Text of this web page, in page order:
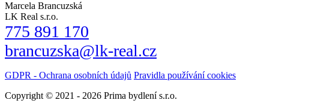
Marcela Brancuzská
LK Real s.r.o.
775 891 170
brancuzska@lk-real.cz
GDPR - Ochrana osobních údajů Pravidla používání cookies
Copyright © 2021 - 2026 Prima bydlení s.r.o.